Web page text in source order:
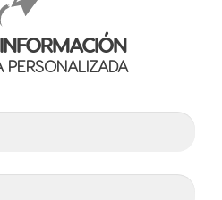
PERSONALIZADA